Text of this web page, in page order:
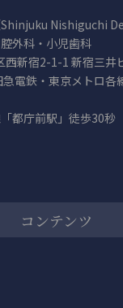
Nishiguchi
外科・小児歯科
新宿2-1-1 新宿三井
電鉄・東京メトロ各
都庁前駅」徒歩30秒
コンテンツ